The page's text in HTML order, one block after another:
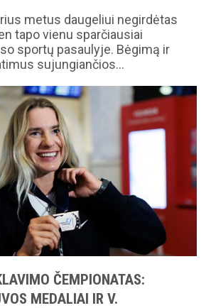
metus daugeliui negirdėtas
tapo vienu sparčiausiai
sportų pasaulyje. Bėgimą ir
sujungiančios…
ČEMPIONATAS:
MEDALIAI IR V.